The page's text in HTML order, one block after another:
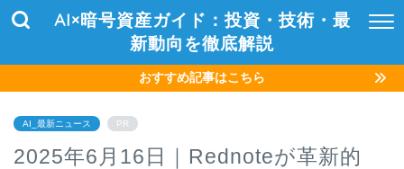
AI×暗号資産ガイド：投資・技術・最
新動向を徹底解説
おすすめ記事はこちら
AI_最新ニュース PR
2025年6月16日｜Rednoteが革新的